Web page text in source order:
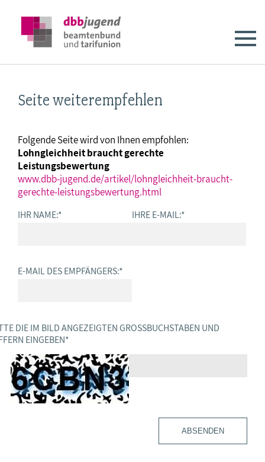
Seite weiterempfehlen
Folgende Seite wird von Ihnen empfohlen:
Lohngleichheit braucht gerechte
Leistungsbewertung
www.dbb-jugend.de/artikel/lohngleichheit-braucht-
gerechte-leistungsbewertung.html
IHR NAME:* IHRE E-MAIL:*
E-MAIL DES EMPFÄNGERS:*
DIE IM BILD ANGEZEIGTEN GROSSBUCHSTABEN UND Z
EINGEBEN *
ABSENDEN